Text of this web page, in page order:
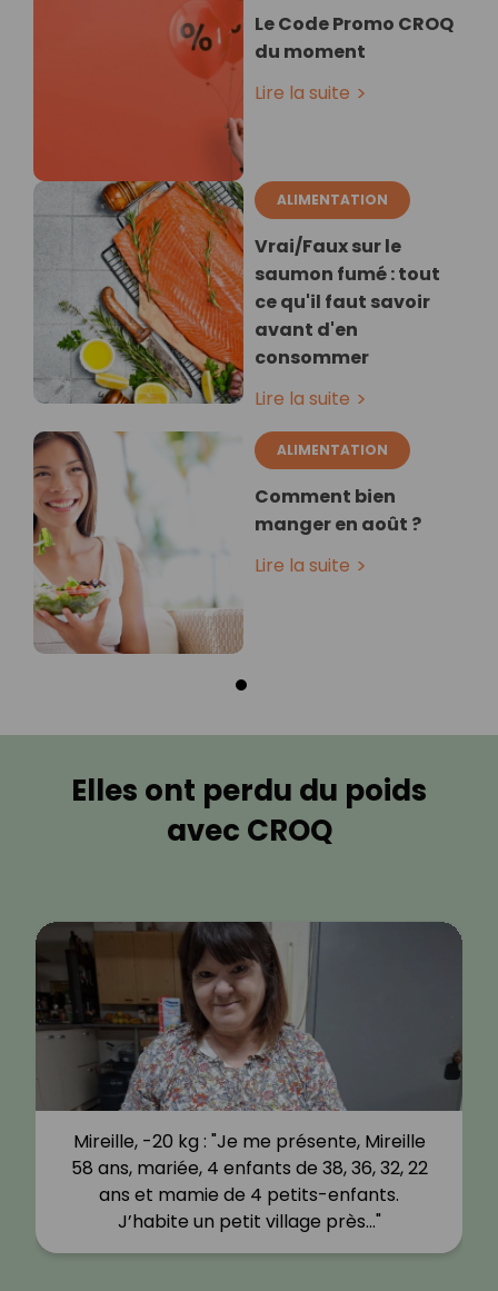
Le Code Promo CROQ
du moment
Lire la suite
ALIMENTATION
Vrai/Faux sur le
saumon fumé : tout
ce qu'il faut savoir
avant d'en
consommer
Lire la suite
ALIMENTATION
Comment bien
manger en août ?
Lire la suite
Elles ont perdu du poids
avec CROQ
Mireille, -20 kg : "Je me présente, Mireille
58 ans, mariée, 4 enfants de 38, 36, 32, 22
ans et mamie de 4 petits-enfants.
J’habite un petit village près…"